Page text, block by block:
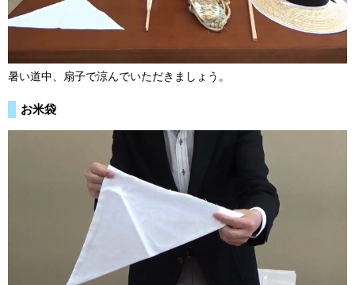
暑い道中、扇子で涼んでいただきましょう。
お米袋